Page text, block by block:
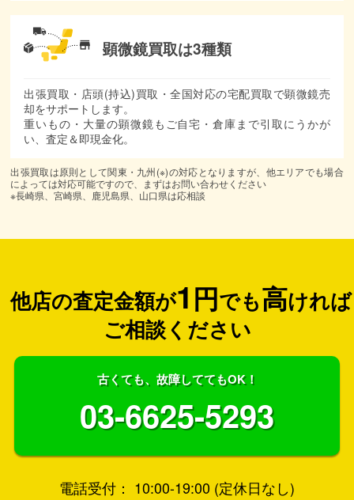
顕微鏡買取は3種類
出張買取・店頭(持込)買取・全国対応の宅配買取で顕微鏡売
却をサポートします。
重いもの・大量の顕微鏡もご自宅・倉庫まで引取にうかが
い、査定＆即現金化。
出張買取は原則として関東・九州(※)の対応となりますが、他エリアでも場合
によっては対応可能ですので、まずはお問い合わせください
※長崎県、宮崎県、鹿児島県、山口県は応相談
他店の査定金額が1円でも高ければ
ご相談ください
古くても、故障しててもOK！
03-6625-5293
電話受付： 10:00-19:00 (定休日なし)